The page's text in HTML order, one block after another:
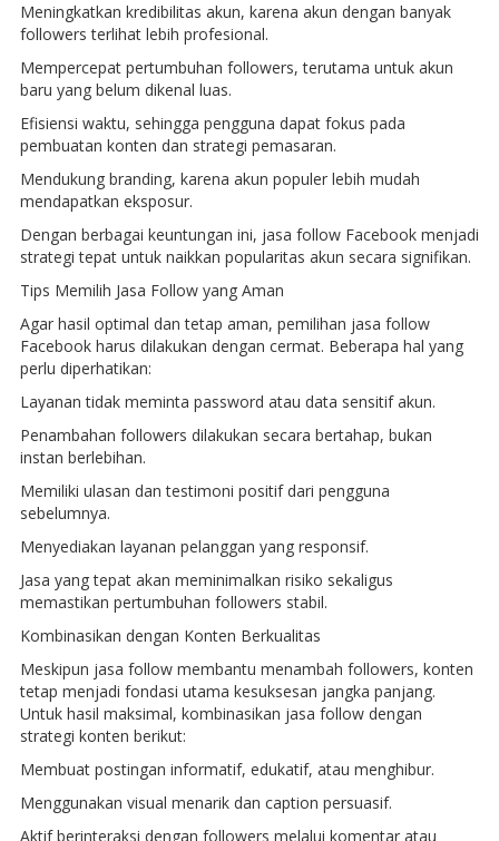
Meningkatkan kredibilitas akun, karena akun dengan banyak
followers terlihat lebih profesional.
Mempercepat pertumbuhan followers, terutama untuk akun
baru yang belum dikenal luas.
Efisiensi waktu, sehingga pengguna dapat fokus pada
pembuatan konten dan strategi pemasaran.
Mendukung branding, karena akun populer lebih mudah
mendapatkan eksposur.
Dengan berbagai keuntungan ini, jasa follow Facebook menjadi
strategi tepat untuk naikkan popularitas akun secara signifikan.
Tips Memilih Jasa Follow yang Aman
Agar hasil optimal dan tetap aman, pemilihan jasa follow
Facebook harus dilakukan dengan cermat. Beberapa hal yang
perlu diperhatikan:
Layanan tidak meminta password atau data sensitif akun.
Penambahan followers dilakukan secara bertahap, bukan
instan berlebihan.
Memiliki ulasan dan testimoni positif dari pengguna
sebelumnya.
Menyediakan layanan pelanggan yang responsif.
Jasa yang tepat akan meminimalkan risiko sekaligus
memastikan pertumbuhan followers stabil.
Kombinasikan dengan Konten Berkualitas
Meskipun jasa follow membantu menambah followers, konten
tetap menjadi fondasi utama kesuksesan jangka panjang.
Untuk hasil maksimal, kombinasikan jasa follow dengan
strategi konten berikut:
Membuat postingan informatif, edukatif, atau menghibur.
Menggunakan visual menarik dan caption persuasif.
Aktif berinteraksi dengan followers melalui komentar atau